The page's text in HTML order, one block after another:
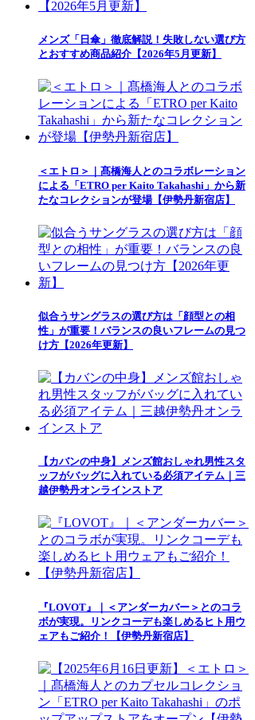
メンズ「日傘」徹底解説！失敗しない選び方
とおすすめ商品紹介【2026年5月更新】
＜エトロ＞｜髙橋海人とのコラボレーション
による「ETRO per Kaito Takahashi」から新
たなコレクションが登場【伊勢丹新宿店】
似合うサングラスの選び方は「顔型との相
性」が重要！バランスの良いフレームの見つ
け方【2026年更新】
【カバンの中身】メンズ館おしゃれ男性スタ
ッフがバッグに入れている必須アイテム｜三
越伊勢丹オンラインストア
『LOVOT』｜＜アンダーカバー＞とのコラ
ボが実現。リンクコーデも楽しめるヒト用ウ
ェアもご紹介！【伊勢丹新宿店】